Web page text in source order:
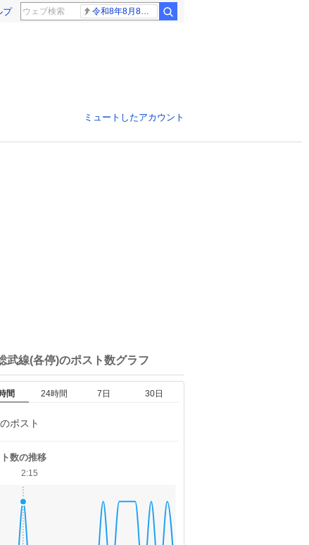
プ 令和8年8月8日8時8分
ミュートしたアカウント
武線(各停)のポスト数グラフ
間 24時間 7日 30日
ポスト
数の推移
2:15